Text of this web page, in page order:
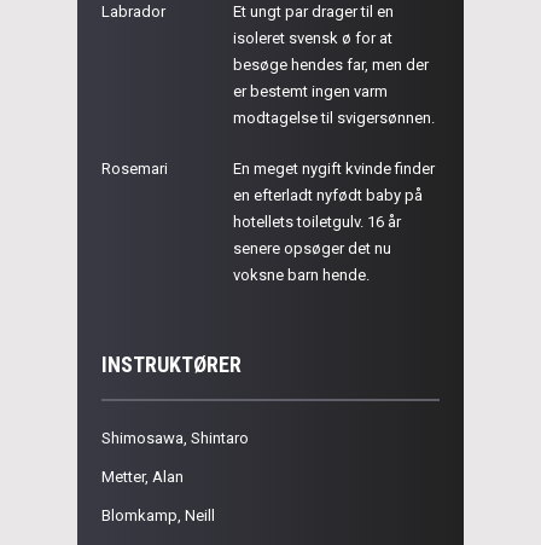
Labrador
Et ungt par drager til en
isoleret svensk ø for at
besøge hendes far, men der
er bestemt ingen varm
modtagelse til svigersønnen.
Rosemari
En meget nygift kvinde finder
en efterladt nyfødt baby på
hotellets toiletgulv. 16 år
senere opsøger det nu
voksne barn hende.
INSTRUKTØRER
Shimosawa, Shintaro
Metter, Alan
Blomkamp, Neill